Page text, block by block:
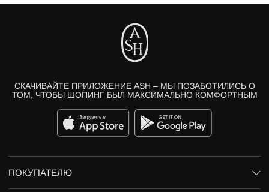
СКАЧИВАЙТЕ ПРИЛОЖЕНИЕ ASH – МЫ ПОЗАБОТИЛИСЬ О
ТОМ, ЧТОБЫ ШОПИНГ БЫЛ МАКСИМАЛЬНО КОМФОРТНЫМ
ПОКУПАТЕЛЮ